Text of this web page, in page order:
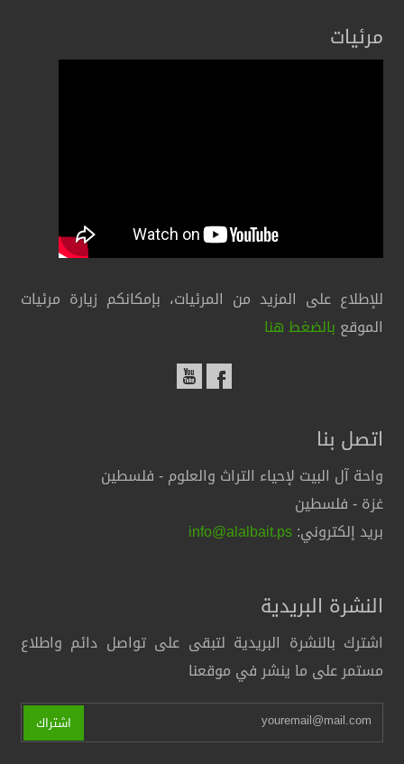
مرئيات
للإطلاع على المزيد من المرئيات، بإمكانكم زيارة مرئيات
الموقع بالضغط هنا
اتصل بنا
واحة آل البيت لإحياء التراث والعلوم - فلسطين
غزة - فلسطين
بريد إلكتروني:info@alalbait.ps
النشرة البريدية
اشترك بالنشرة البريدية لتبقى على تواصل دائم واطلاع
مستمر على ما ينشر في موقعنا